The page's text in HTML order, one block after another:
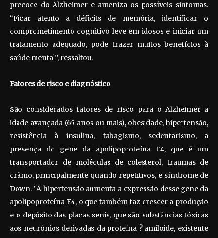
precoce do Alzheimer e ameniza os possíveis sintomas.
“Ficar atento a déficits de memória, identificar o
comprometimento cognitivo leve em idosos e iniciar um
tratamento adequado, pode trazer muitos benefícios à
saúde mental”, ressaltou.
Fatores de risco e diagnóstico
São considerados fatores de risco para o Alzheimer a
idade avançada (65 anos ou mais), obesidade, hipertensão,
resistência à insulina, tabagismo, sedentarismo, a
presença do gene da apolipoproteína E4, que é um
transportador de moléculas de colesterol, traumas de
crânio, principalmente quando repetitivos, e síndrome de
Down. “A hipertensão aumenta a expressão desse gene da
apolipoproteína E4, o que também faz crescer a produção
e o depósito das placas senis, que são substâncias tóxicas
aos neurônios derivadas da proteína ? amiloide, existente